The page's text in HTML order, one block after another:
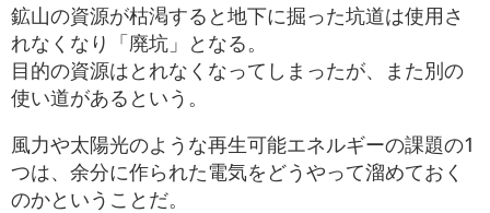
鉱山の資源が枯渇すると地下に掘った坑道は使用さ
れなくなり「廃坑」となる。
目的の資源はとれなくなってしまったが、また別の
使い道があるという。
風力や太陽光のような再生可能エネルギーの課題の1
つは、余分に作られた電気をどうやって溜めておく
のかということだ。